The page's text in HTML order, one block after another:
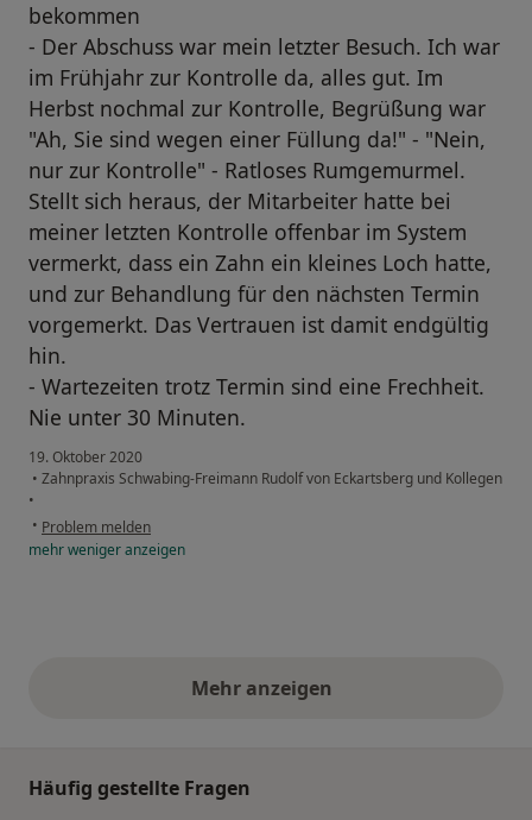
bekommen
- Der Abschuss war mein letzter Besuch. Ich war
im Frühjahr zur Kontrolle da, alles gut. Im
Herbst nochmal zur Kontrolle, Begrüßung war
"Ah, Sie sind wegen einer Füllung da!" - "Nein,
nur zur Kontrolle" - Ratloses Rumgemurmel.
Stellt sich heraus, der Mitarbeiter hatte bei
meiner letzten Kontrolle offenbar im System
vermerkt, dass ein Zahn ein kleines Loch hatte,
und zur Behandlung für den nächsten Termin
vorgemerkt. Das Vertrauen ist damit endgültig
hin.
- Wartezeiten trotz Termin sind eine Frechheit.
Nie unter 30 Minuten.
19. Oktober 2020
• Zahnpraxis Schwabing-Freimann Rudolf von Eckartsberg und Kollegen
•
• Problem melden
mehrwenigeranzeigen
Mehr anzeigenobige Stellungnahmen
Häufig gestellte Fragen